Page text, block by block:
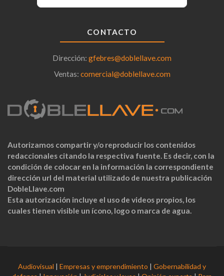
CONTACTO
Dirección: gfebres@doblellave.com
Ventas: comercial@doblellave.com
Autorizamos compartir y/o reproducir los contenidos
redaccionales citando la respectiva fuente. Es decir, con la
condición de colocar en la información la correspondiente
dirección url del material utilizado de nuestra publicación
DobleLlave.com
Esta autorización incluye el uso de videos propios, los
cuales tienen visible un ícono, logo o marca de agua.
Audiovisual | Empresas y emprendimiento | Gobernabilidad y